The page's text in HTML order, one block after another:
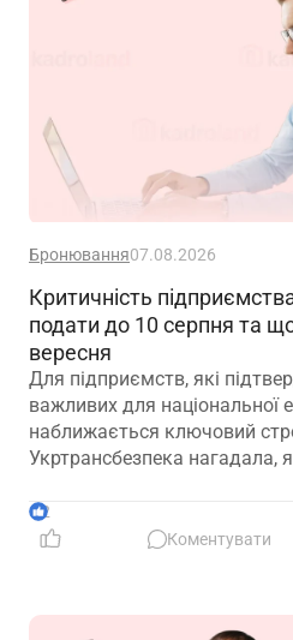
Бронювання07.08.2026
Критичність
подати до 10 серпня та
вересня
Для підприємств, які
важливих для національної
наближається ключовий
Укртрансбезпека нагадала,
що очікує на компанії, які
свій статус
2
Коментувати